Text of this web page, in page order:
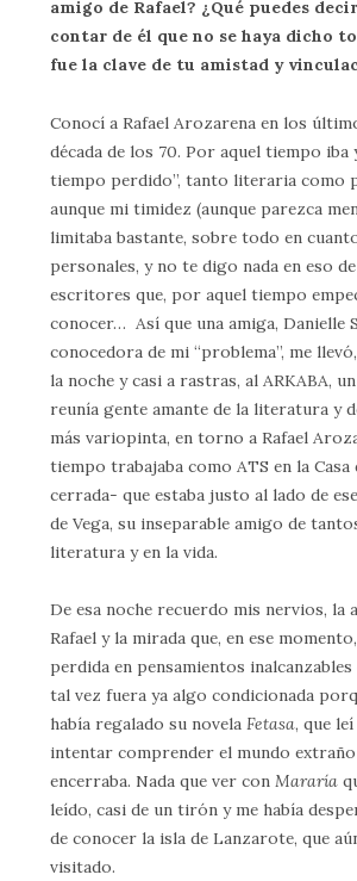
amigo de Rafael? ¿Qué puedes
contar de él que no se haya dicho
fue la clave de tu amistad y
Conocí a Rafael Arozarena en los
década de los 70. Por aquel tiempo iba
tiempo perdido”, tanto literaria como
aunque mi timidez (aunque parezca
limitaba bastante, sobre todo en
personales, y no te digo nada en eso
escritores que, por aquel tiempo
conocer… Así que una amiga, Danielle
conocedora de mi “problema”, me
la noche y casi a rastras, al ARKABA,
reunía gente amante de la literatura y
más variopinta, en torno a Rafael
tiempo trabajaba como ATS en la
cerrada- que estaba justo al lado de
de Vega, su inseparable amigo de
literatura y en la vida.
De esa noche recuerdo mis nervios, la
Rafael y la mirada que, en ese
perdida en pensamientos inalcanzables
tal vez fuera ya algo condicionada
había regalado su novela Fetasa, que
intentar comprender el mundo
encerraba. Nada que ver con Mararía
leído, casi de un tirón y me había
de conocer la isla de Lanzarote, que
visitado.